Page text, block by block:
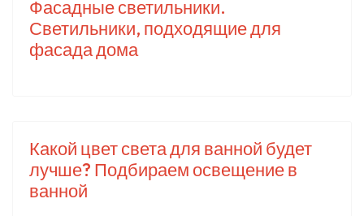
Фасадные светильники.
Светильники, подходящие для
фасада дома
Какой цвет света для ванной будет
лучше? Подбираем освещение в
ванной